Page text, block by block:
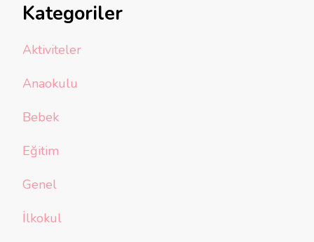
Kategoriler
Aktiviteler
Anaokulu
Bebek
Eğitim
Genel
İlkokul